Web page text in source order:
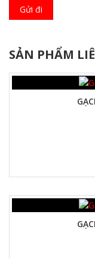
SẢN PHẨM